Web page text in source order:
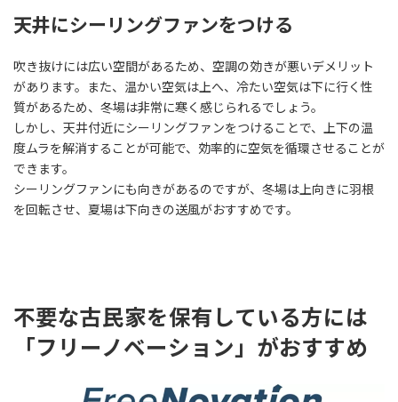
天井にシーリングファンをつける
吹き抜けには広い空間があるため、空調の効きが悪いデメリット
があります。また、温かい空気は上へ、冷たい空気は下に行く性
質があるため、冬場は非常に寒く感じられるでしょう。
しかし、天井付近にシーリングファンをつけることで、上下の温
度ムラを解消することが可能で、効率的に空気を循環させることが
できます。
シーリングファンにも向きがあるのですが、冬場は上向きに羽根
を回転させ、夏場は下向きの送風がおすすめです。
不要な古民家を保有している方には
「フリーノベーション」がおすすめ